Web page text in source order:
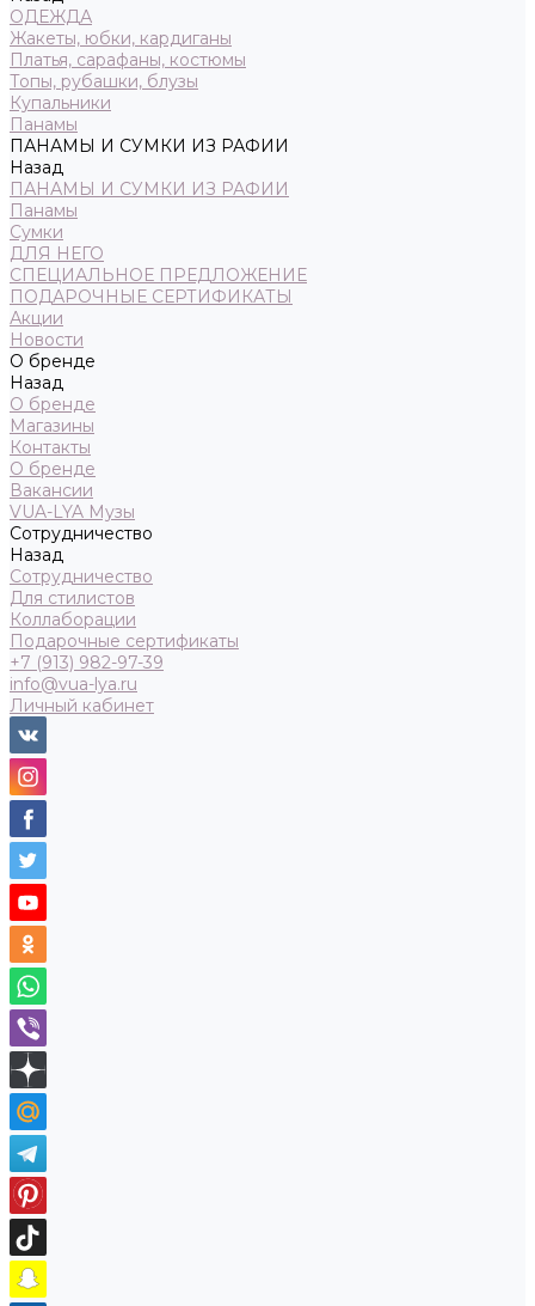
ОДЕЖДА
Жакеты, юбки, кардиганы
Платья, сарафаны, костюмы
Топы, рубашки, блузы
Купальники
Панамы
ПАНАМЫ И СУМКИ ИЗ РАФИИ
Назад
ПАНАМЫ И СУМКИ ИЗ РАФИИ
Панамы
Сумки
ДЛЯ НЕГО
СПЕЦИАЛЬНОЕ ПРЕДЛОЖЕНИЕ
ПОДАРОЧНЫЕ СЕРТИФИКАТЫ
Акции
Новости
О бренде
Назад
О бренде
Магазины
Контакты
О бренде
Вакансии
VUA-LYA Музы
Сотрудничество
Назад
Сотрудничество
Для стилистов
Коллаборации
Подарочные сертификаты
+7 (913) 982-97-39
info@vua-lya.ru
Личный кабинет